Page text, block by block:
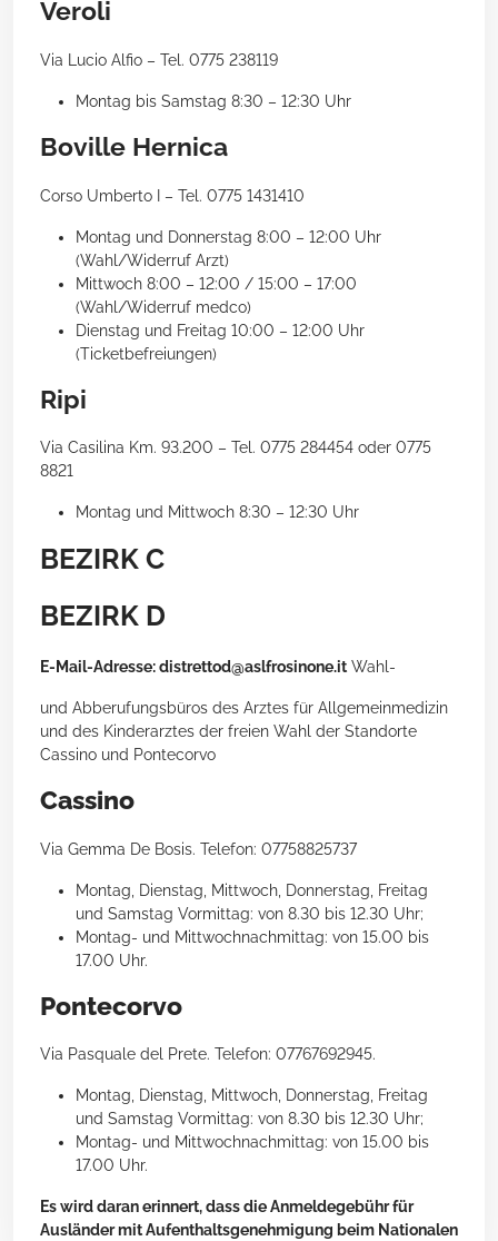
Veroli
Via Lucio Alfio – Tel. 0775 238119
Montag bis Samstag 8:30 – 12:30 Uhr
Boville Hernica
Corso Umberto I – Tel. 0775 1431410
Montag und Donnerstag 8:00 – 12:00 Uhr
(Wahl/Widerruf Arzt)
Mittwoch 8:00 – 12:00 / 15:00 – 17:00
(Wahl/Widerruf medco)
Dienstag und Freitag 10:00 – 12:00 Uhr
(Ticketbefreiungen)
Ripi
Via Casilina Km. 93.200 – Tel. 0775 284454 oder 0775
8821
Montag und Mittwoch 8:30 – 12:30 Uhr
BEZIRK C
BEZIRK D
E-Mail-Adresse: distrettod@aslfrosinone.it Wahl-
und Abberufungsbüros des Arztes für Allgemeinmedizin
und des Kinderarztes der freien Wahl der Standorte
Cassino und Pontecorvo
Cassino
Via Gemma De Bosis. Telefon: 07758825737
Montag, Dienstag, Mittwoch, Donnerstag, Freitag
und Samstag Vormittag: von 8.30 bis 12.30 Uhr;
Montag- und Mittwochnachmittag: von 15.00 bis
17.00 Uhr.
Pontecorvo
Via Pasquale del Prete. Telefon: 07767692945.
Montag, Dienstag, Mittwoch, Donnerstag, Freitag
und Samstag Vormittag: von 8.30 bis 12.30 Uhr;
Montag- und Mittwochnachmittag: von 15.00 bis
17.00 Uhr.
Es wird daran erinnert, dass die Anmeldegebühr für
Ausländer mit Aufenthaltsgenehmigung beim Nationalen